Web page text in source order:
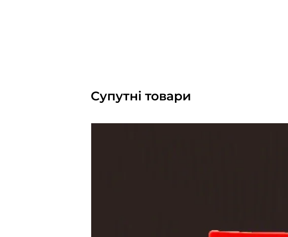
Супутні товари